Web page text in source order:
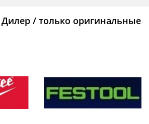
/ только оригинальные